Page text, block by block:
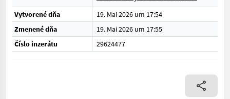
Vytvorené dňa
19. Mai 2026 um 17:54
Zmenené dňa
19. Mai 2026 um 17:55
Číslo inzerátu
29624477